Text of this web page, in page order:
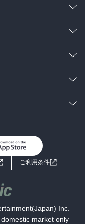
けラノベ
わせ
ご利用条件
Inc.
market only